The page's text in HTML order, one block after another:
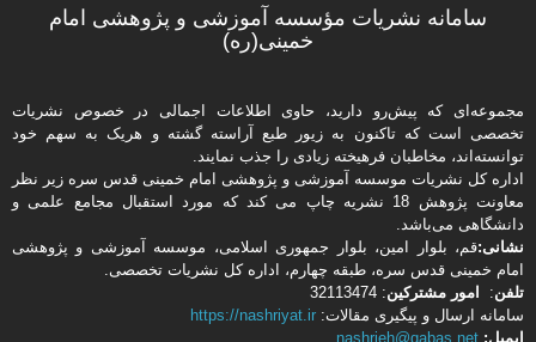
سامانه نشریات مؤسسه آموزشی و پژوهشی امام
خمینی(ره)
مجموعه‌ای که پیش‌رو دارید،‌ حاوی اطلاعات اجمالی در خصوص نشریات
تخصصی است که تاکنون به زیور طبع آراسته گشته و هریک به سهم خود
توانسته‌اند، مخاطبان فرهیخته‌ زیادی را جذب نمایند.
اداره كل نشریات موسسه آموزشی و پژوهشی امام خمینی قدس سره زیر نظر
معاونت پژوهش 18 نشریه چاپ می کند که مورد استقبال مجامع علمی و
دانشگاهی می‌باشد.
نشانی:قم، بلوار امین، بلوار جمهوری اسلامی، موسسه آموزشی و پژوهشی
امام خمینی قدس سره، طبقه چهارم، اداره كل نشریات تخصصی.
تلفن: امور مشتركین: 32113474
سامانه ارسال و پیگیری مقالات: https://nashriyat.ir
ایمیل: nashrieh@qabas.net